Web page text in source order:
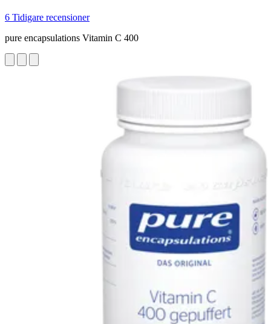
6 Tidigare recensioner
pure encapsulations Vitamin C 400